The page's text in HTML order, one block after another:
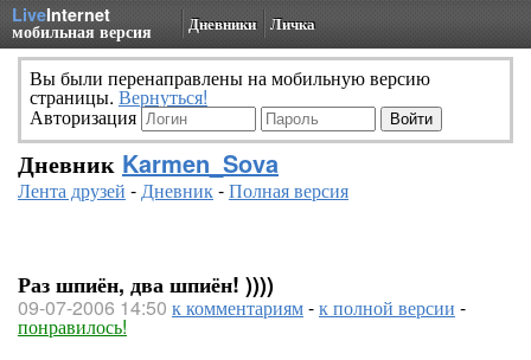
LiveInternet
мобильная версия Дневники Личка
Вы были перенаправлены на мобильную версию
страницы. Вернуться!
Авторизация
Дневник Karmen_Sova
Лента друзей -Дневник-Полная версия
Раз шпиён, два шпиён! ))))
09-07-2006 14:50 к комментариям-к полной версии -
понравилось!